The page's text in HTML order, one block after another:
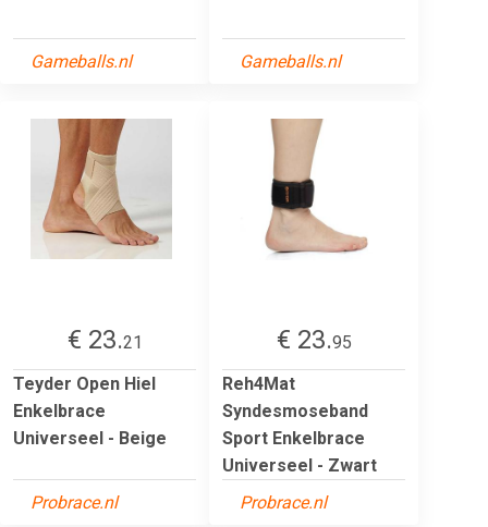
Gameballs.nl Gameballs.nl
€ 23.21
Teyder Open Hiel
Enkelbrace
Universeel - Beige
Probrace.nl
€ 23.95
Reh4Mat
Syndesmoseband
Sport Enkelbrace
Universeel - Zwart
Probrace.nl